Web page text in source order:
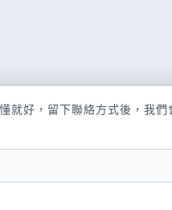
就好，留下聯絡方式後，我們